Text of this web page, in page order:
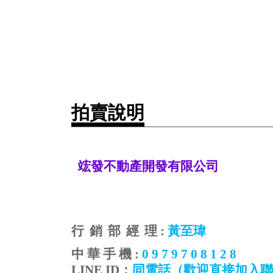
拍賣說明
竤發不動產開發有限公司
行 銷 部 經 理 : 黃至瑋
中 華 手 機 : 0 9 7 9 7 0 8 1 2 8